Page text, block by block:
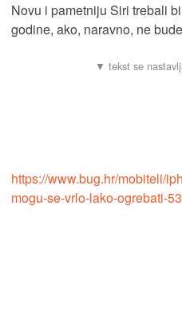
Novu i pametniju Siri trebali
godine, ako, naravno, ne
https://www.bug.hr/mobiteli/
mogu-se-vrlo-lako-ogrebati-